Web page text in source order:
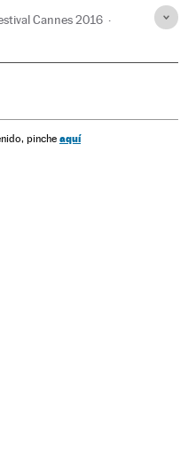
Cannes 2016
pinche aquí